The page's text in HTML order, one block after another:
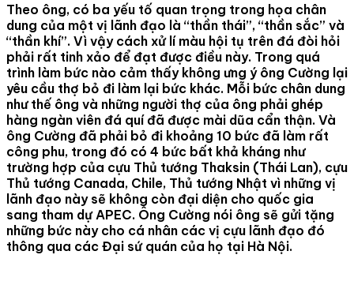
Theo ông, có ba yếu tố quan trọng trong họa chân
dung của một vị lãnh đạo là “thần thái”, “thần sắc” và
“thần khí”. Vì vậy cách xử lí màu hội tụ trên đá đòi hỏi
phải rất tinh xảo để đạt được điều này. Trong quá
trình làm bức nào cảm thấy không ưng ý ông Cường lại
yêu cầu thợ bỏ đi làm lại bức khác. Mỗi bức chân dung
như thế ông và những người thợ của ông phải ghép
hàng ngàn viên đá quí đã được mài dũa cẩn thận. Và
ông Cường đã phải bỏ đi khoảng 10 bức đã làm rất
công phu, trong đó có 4 bức bất khả kháng như
trường hợp của cựu Thủ tướng Thaksin (Thái Lan), cựu
Thủ tướng Canada, Chile, Thủ tướng Nhật vì những vị
lãnh đạo này sẽ không còn đại diện cho quốc gia
sang tham dự APEC. Ông Cường nói ông sẽ gửi tặng
những bức này cho cá nhân các vị cựu lãnh đạo đó
thông qua các Đại sứ quán của họ tại Hà Nội.